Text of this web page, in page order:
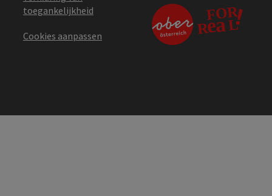
toegankelijkheid
Cookies aanpassen